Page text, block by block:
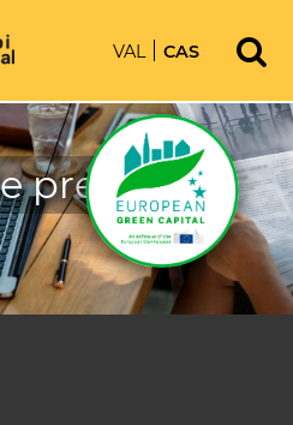
VAL CAS
prensa